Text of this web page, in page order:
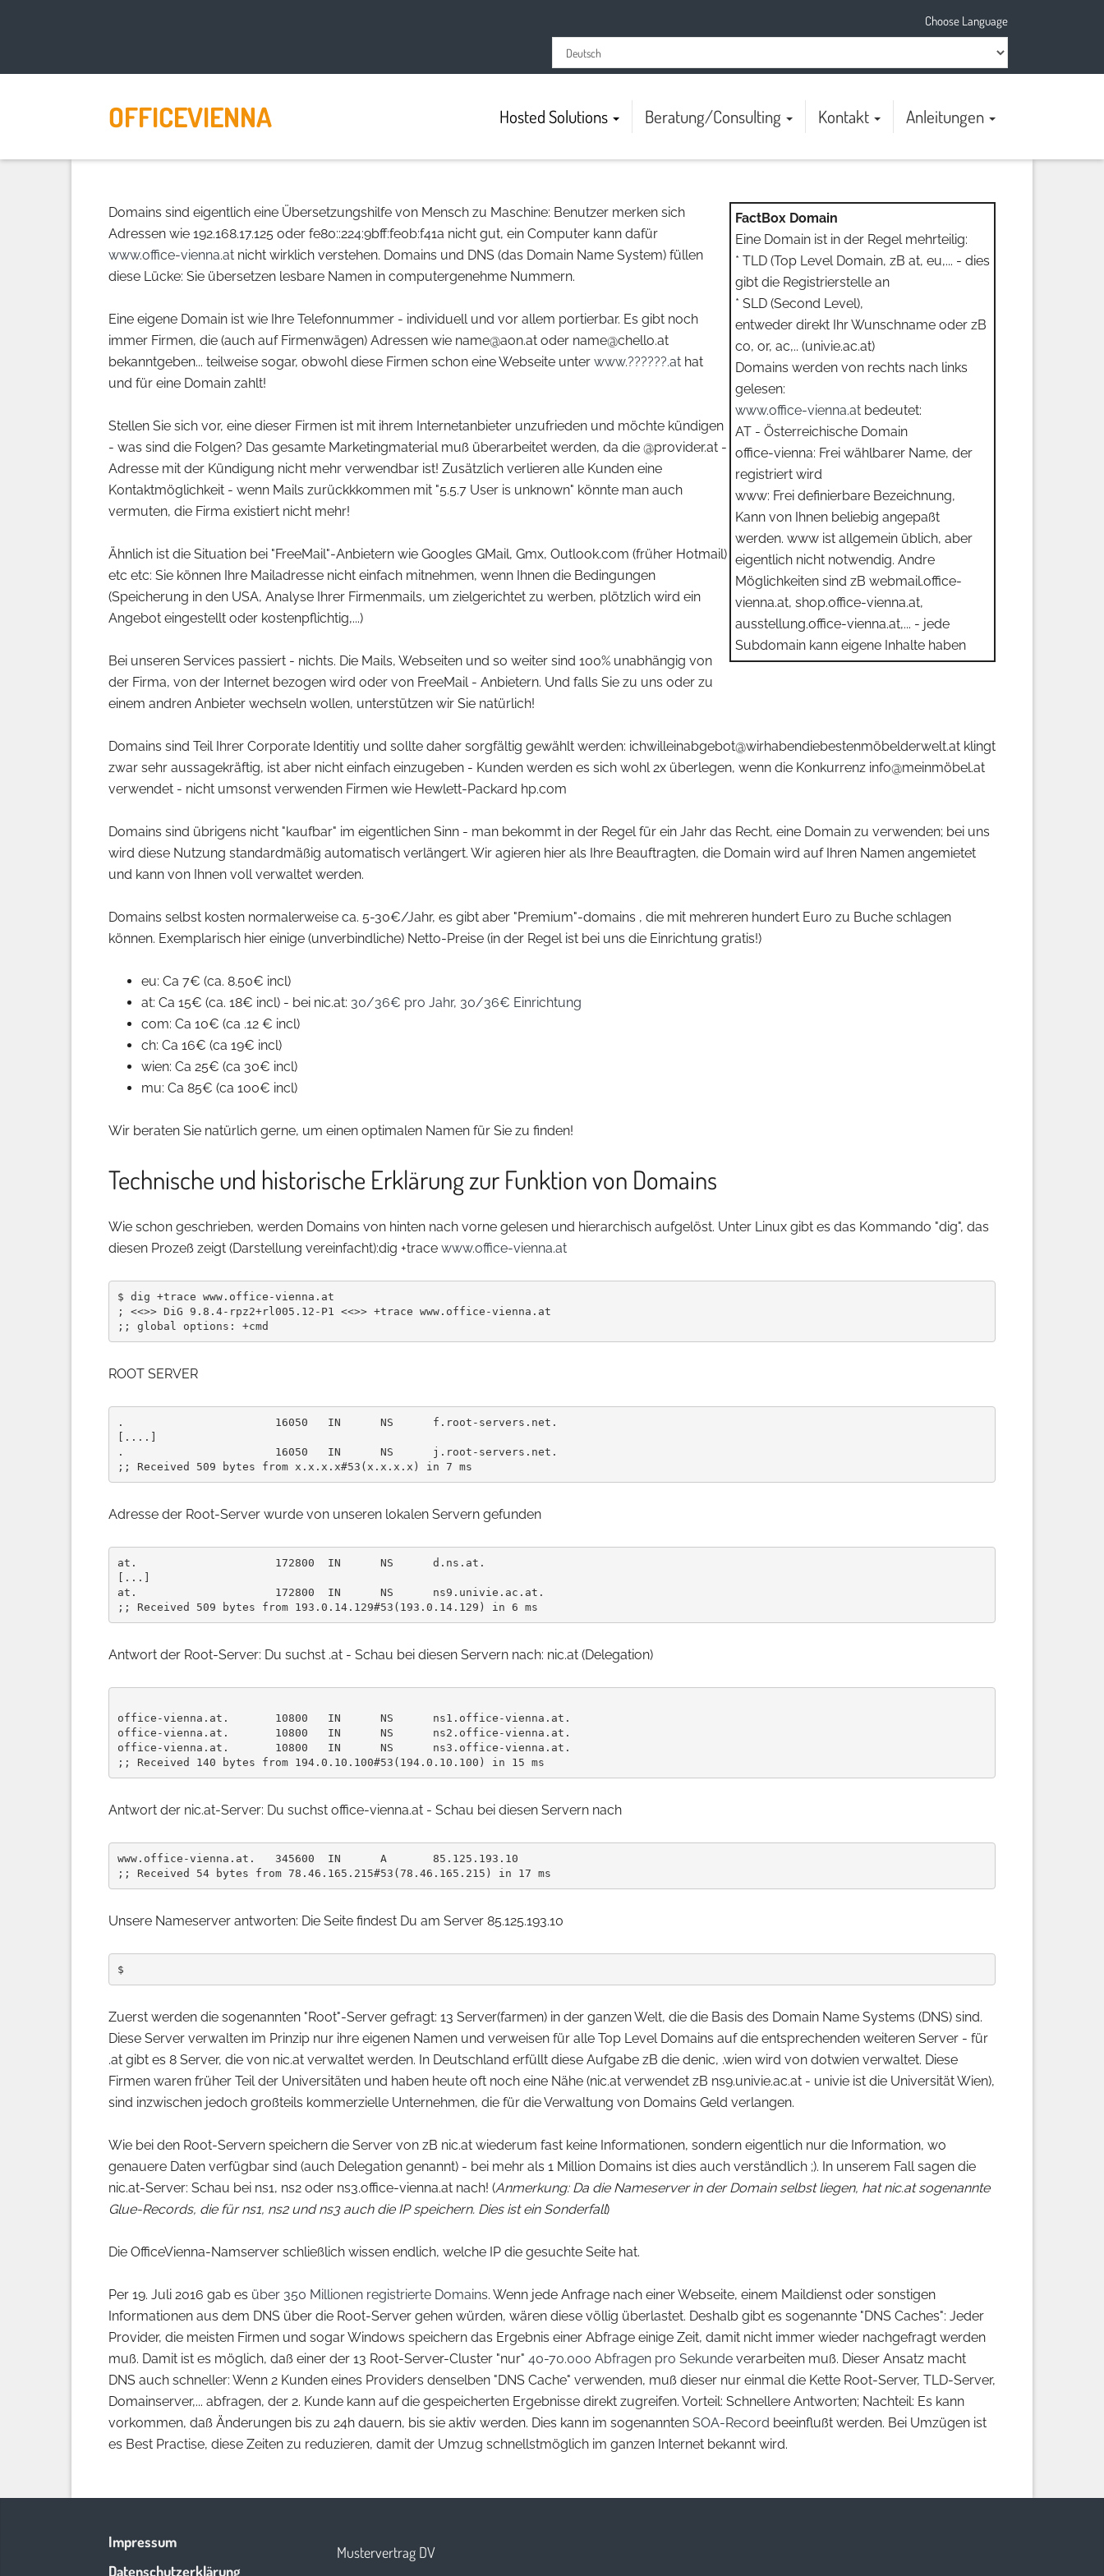
Choose Language
OFFICEVIENNA Hosted Solutions Beratung/Consulting Kontakt Anleitungen
FactBox Domain
Eine Domain ist in der Regel mehrteilig:
* TLD (Top Level Domain, zB at, eu,... - dies
gibt die Registrierstelle an
* SLD (Second Level),
entweder direkt Ihr Wunschname oder zB
co, or, ac,.. (univie.ac.at)
Domains werden von rechts nach links
gelesen:
www.office-vienna.at bedeutet:
AT - Österreichische Domain
office-vienna: Frei wählbarer Name, der
registriert wird
www: Frei definierbare Bezeichnung,
Kann von Ihnen beliebig angepaßt
werden. www ist allgemein üblich, aber
eigentlich nicht notwendig. Andre
Möglichkeiten sind zB webmail.office-
vienna.at, shop.office-vienna.at,
ausstellung.office-vienna.at,... - jede
Subdomain kann eigene Inhalte haben
Domains sind eigentlich eine Übersetzungshilfe von Mensch zu Maschine: Benutzer merken sich
Adressen wie 192.168.17.125 oder fe80::224:9bff:fe0b:f41a nicht gut, ein Computer kann dafür
www.office-vienna.at nicht wirklich verstehen. Domains und DNS (das Domain Name System) füllen
diese Lücke: Sie übersetzen lesbare Namen in computergenehme Nummern.
Eine eigene Domain ist wie Ihre Telefonnummer - individuell und vor allem portierbar. Es gibt noch
immer Firmen, die (auch auf Firmenwägen) Adressen wie name@aon.at oder name@chello.at
bekanntgeben... teilweise sogar, obwohl diese Firmen schon eine Webseite unter www.??????.at hat
und für eine Domain zahlt!
Stellen Sie sich vor, eine dieser Firmen ist mit ihrem Internetanbieter unzufrieden und möchte kündigen
- was sind die Folgen? Das gesamte Marketingmaterial muß überarbeitet werden, da die @provider.at -
Adresse mit der Kündigung nicht mehr verwendbar ist! Zusätzlich verlieren alle Kunden eine
Kontaktmöglichkeit - wenn Mails zurückkkommen mit "5.5.7 User is unknown" könnte man auch
vermuten, die Firma existiert nicht mehr!
Ähnlich ist die Situation bei "FreeMail"-Anbietern wie Googles GMail, Gmx, Outlook.com (früher Hotmail)
etc etc: Sie können Ihre Mailadresse nicht einfach mitnehmen, wenn Ihnen die Bedingungen
(Speicherung in den USA, Analyse Ihrer Firmenmails, um zielgerichtet zu werben, plötzlich wird ein
Angebot eingestellt oder kostenpflichtig,...)
Bei unseren Services passiert - nichts. Die Mails, Webseiten und so weiter sind 100% unabhängig von
der Firma, von der Internet bezogen wird oder von FreeMail - Anbietern. Und falls Sie zu uns oder zu
einem andren Anbieter wechseln wollen, unterstützen wir Sie natürlich!
Domains sind Teil Ihrer Corporate Identitiy und sollte daher sorgfältig gewählt werden: ichwilleinabgebot@wirhabendiebestenmöbelderwelt.at klingt
zwar sehr aussagekräftig, ist aber nicht einfach einzugeben - Kunden werden es sich wohl 2x überlegen, wenn die Konkurrenz info@meinmöbel.at
verwendet - nicht umsonst verwenden Firmen wie Hewlett-Packard hp.com
Domains sind übrigens nicht "kaufbar" im eigentlichen Sinn - man bekommt in der Regel für ein Jahr das Recht, eine Domain zu verwenden; bei uns
wird diese Nutzung standardmäßig automatisch verlängert. Wir agieren hier als Ihre Beauftragten, die Domain wird auf Ihren Namen angemietet
und kann von Ihnen voll verwaltet werden.
Domains selbst kosten normalerweise ca. 5-30€/Jahr, es gibt aber "Premium"-domains , die mit mehreren hundert Euro zu Buche schlagen
können. Exemplarisch hier einige (unverbindliche) Netto-Preise (in der Regel ist bei uns die Einrichtung gratis!)
eu: Ca 7€ (ca. 8.50€ incl)
at: Ca 15€ (ca. 18€ incl) - bei nic.at: 30/36€ pro Jahr, 30/36€ Einrichtung
com: Ca 10€ (ca .12 € incl)
ch: Ca 16€ (ca 19€ incl)
wien: Ca 25€ (ca 30€ incl)
mu: Ca 85€ (ca 100€ incl)
Wir beraten Sie natürlich gerne, um einen optimalen Namen für Sie zu finden!
Technische und historische Erklärung zur Funktion von Domains
Wie schon geschrieben, werden Domains von hinten nach vorne gelesen und hierarchisch aufgelöst. Unter Linux gibt es das Kommando "dig", das
diesen Prozeß zeigt (Darstellung vereinfacht):dig +trace www.office-vienna.at
$ dig +trace www.office-vienna.at
; <<>> DiG 9.8.4-rpz2+rl005.12-P1 <<>> +trace www.office-vienna.at
ROOT SERVER
.                       16050   IN      NS      f.root-servers.net.
[....]
.                       16050   IN      NS      j.root-servers.net.
Adresse der Root-Server wurde von unseren lokalen Servern gefunden
at.                     172800  IN      NS      d.ns.at.
[...]
at.                     172800  IN      NS      ns9.univie.ac.at.
Antwort der Root-Server: Du suchst .at - Schau bei diesen Servern nach: nic.at (Delegation)
office-vienna.at.       10800   IN      NS      ns1.office-vienna.at.
office-vienna.at.       10800   IN      NS      ns2.office-vienna.at.
office-vienna.at.       10800   IN      NS      ns3.office-vienna.at.
Antwort der nic.at-Server: Du suchst office-vienna.at - Schau bei diesen Servern nach
www.office-vienna.at.   345600  IN      A       85.125.193.10
Unsere Nameserver antworten: Die Seite findest Du am Server 85.125.193.10
Zuerst werden die sogenannten "Root"-Server gefragt: 13 Server(farmen) in der ganzen Welt, die die Basis des Domain Name Systems (DNS) sind.
Diese Server verwalten im Prinzip nur ihre eigenen Namen und verweisen für alle Top Level Domains auf die entsprechenden weiteren Server - für
.at gibt es 8 Server, die von nic.at verwaltet werden. In Deutschland erfüllt diese Aufgabe zB die denic, .wien wird von dotwien verwaltet. Diese
Firmen waren früher Teil der Universitäten und haben heute oft noch eine Nähe (nic.at verwendet zB ns9.univie.ac.at - univie ist die Universität Wien),
sind inzwischen jedoch großteils kommerzielle Unternehmen, die für die Verwaltung von Domains Geld verlangen.
Wie bei den Root-Servern speichern die Server von zB nic.at wiederum fast keine Informationen, sondern eigentlich nur die Information, wo
genauere Daten verfügbar sind (auch Delegation genannt) - bei mehr als 1 Million Domains ist dies auch verständlich ;). In unserem Fall sagen die
nic.at-Server: Schau bei ns1, ns2 oder ns3.office-vienna.at nach! (Anmerkung: Da die Nameserver in der Domain selbst liegen, hat nic.at sogenannte
Glue-Records, die für ns1, ns2 und ns3 auch die IP speichern. Dies ist ein Sonderfall)
Die OfficeVienna-Namserver schließlich wissen endlich, welche IP die gesuchte Seite hat.
Per 19. Juli 2016 gab es über 350 Millionen registrierte Domains. Wenn jede Anfrage nach einer Webseite, einem Maildienst oder sonstigen
Informationen aus dem DNS über die Root-Server gehen würden, wären diese völlig überlastet. Deshalb gibt es sogenannte "DNS Caches": Jeder
Provider, die meisten Firmen und sogar Windows speichern das Ergebnis einer Abfrage einige Zeit, damit nicht immer wieder nachgefragt werden
muß. Damit ist es möglich, daß einer der 13 Root-Server-Cluster "nur" 40-70.000 Abfragen pro Sekunde verarbeiten muß. Dieser Ansatz macht
DNS auch schneller: Wenn 2 Kunden eines Providers denselben "DNS Cache" verwenden, muß dieser nur einmal die Kette Root-Server, TLD-Server,
Domainserver,... abfragen, der 2. Kunde kann auf die gespeicherten Ergebnisse direkt zugreifen. Vorteil: Schnellere Antworten; Nachteil: Es kann
vorkommen, daß Änderungen bis zu 24h dauern, bis sie aktiv werden. Dies kann im sogenannten SOA-Record beeinflußt werden. Bei Umzügen ist
es Best Practise, diese Zeiten zu reduzieren, damit der Umzug schnellstmöglich im ganzen Internet bekannt wird.
Impressum
Datenschutzerklärung
Mustervertrag DV